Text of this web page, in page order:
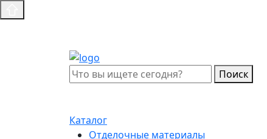
Поиск
Каталог
Отделочные материалы